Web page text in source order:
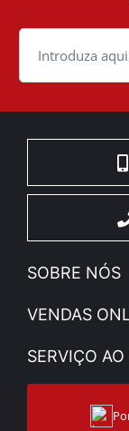
Cookie
SOBRE NÓS
A Companhia
Notícias
Sitemap
VENDAS
Minha Conta
Modos de Enviο
SERVIÇO
Contacto
Apoio ao